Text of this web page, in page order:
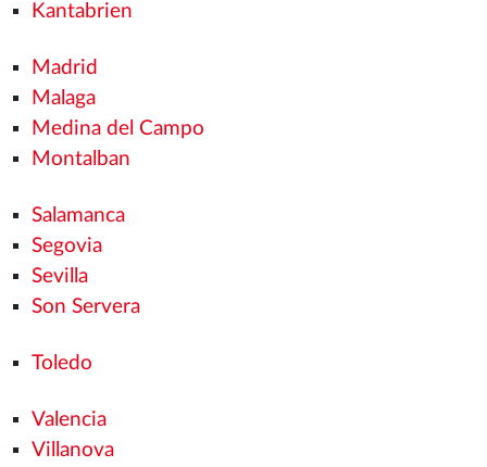
Kantabrien
Madrid
Malaga
Medina del Campo
Montalban
Salamanca
Segovia
Sevilla
Son Servera
Toledo
Valencia
Villanova